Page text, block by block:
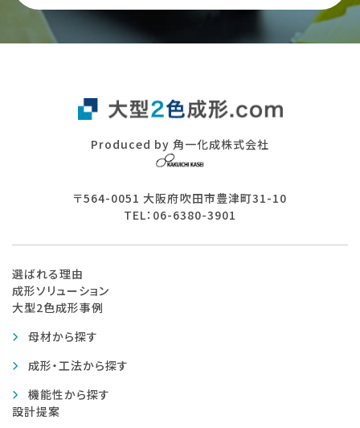
Produced by 角一化成株式会社
〒564-0051 大阪府吹田市豊津町31-10
TEL：06-6380-3901
選ばれる理由
成形ソリューション
大型2色成形事例
母材から探す
成形・工法から探す
機能性から探す
設計提案